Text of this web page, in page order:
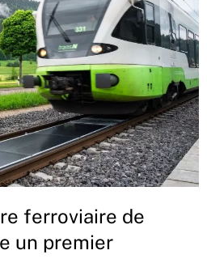
ferroviaire de
un premier